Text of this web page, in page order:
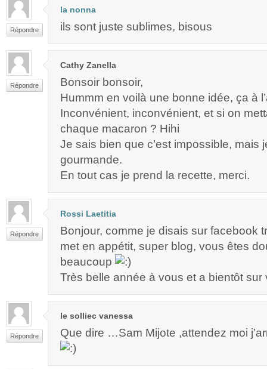
Répondre
la nonna
ils sont juste sublimes, bisous
Répondre
Cathy Zanella
Bonsoir bonsoir,
Hummm en voilà une bonne idée, ça à
Inconvénient, inconvénient, et si on
chaque macaron ? Hihi
Je sais bien que c’est impossible, mais
gourmande.
En tout cas je prend la recette, merci.
Répondre
Rossi Laetitia
Bonjour, comme je disais sur facebook
met en appétit, super blog, vous êtes
beaucoup
Très belle année à vous et a bientôt
Répondre
le solliec vanessa
Que dire …Sam Mijote ,attendez moi